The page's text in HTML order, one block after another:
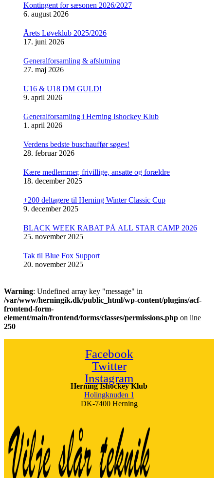
Kontingent for sæsonen 2026/2027
6. august 2026
Årets Løveklub 2025/2026
17. juni 2026
Generalforsamling & afslutning
27. maj 2026
U16 & U18 DM GULD!
9. april 2026
Generalforsamling i Herning Ishockey Klub
1. april 2026
Verdens bedste buschauffør søges!
28. februar 2026
Kære medlemmer, frivillige, ansatte og forældre
18. december 2025
+200 deltagere til Herning Winter Classic Cup
9. december 2025
BLACK WEEK RABAT PÅ ALL STAR CAMP 2026
25. november 2025
Tak til Blue Fox Support
20. november 2025
Warning: Undefined array key "message" in
/var/www/herningik.dk/public_html/wp-content/plugins/acf-
frontend-form-
element/main/frontend/forms/classes/permissions.php on line
250
Facebook
Twitter
Instagram
Herning Ishockey Klub
Holingknuden 1
DK-7400 Herning